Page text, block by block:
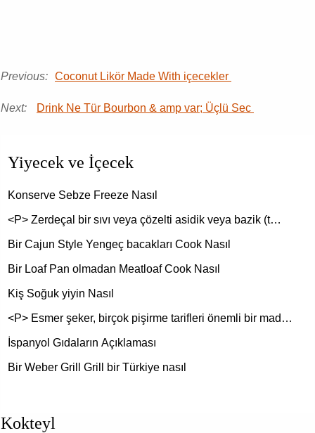
Previous: Coconut Likör Made With içecekler
Next: Drink Ne Tür Bourbon & amp var; Üçlü Sec
Yiyecek ve İçecek
Konserve Sebze Freeze Nasıl
<P> Zerdeçal bir sıvı veya çözelti asidik veya bazik (t…
Bir Cajun Style Yengeç bacakları Cook Nasıl
Bir Loaf Pan olmadan Meatloaf Cook Nasıl
Kiş Soğuk yiyin Nasıl
<P> Esmer şeker, birçok pişirme tarifleri önemli bir mad…
İspanyol Gıdaların Açıklaması
Bir Weber Grill Grill bir Türkiye nasıl
Kokteyl